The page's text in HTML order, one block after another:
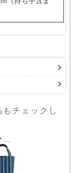
チェックし